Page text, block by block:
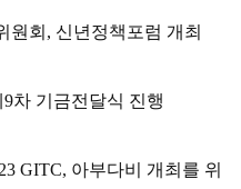
원회, 신년정책포럼 개최
차 기금전달식 진행
GITC, 아부다비 개최를 위